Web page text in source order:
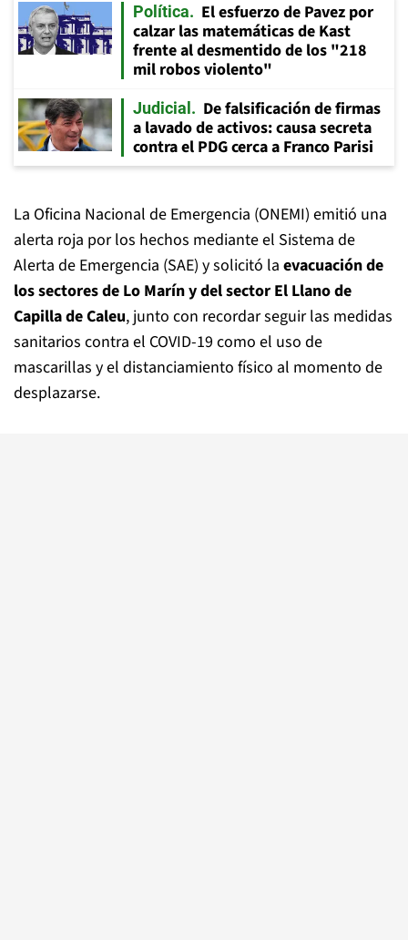
Política
El esfuerzo de Pavez por
calzar las matemáticas de Kast
frente al desmentido de los "218
mil robos violento"
Judicial
De falsificación de firmas
a lavado de activos: causa secreta
contra el PDG cerca a Franco Parisi
La Oficina Nacional de Emergencia (ONEMI) emitió una
alerta roja por los hechos mediante el Sistema de
Alerta de Emergencia (SAE) y solicitó la evacuación de
los sectores de Lo Marín y del sector El Llano de
Capilla de Caleu, junto con recordar seguir las medidas
sanitarios contra el COVID-19 como el uso de
mascarillas y el distanciamiento físico al momento de
desplazarse.